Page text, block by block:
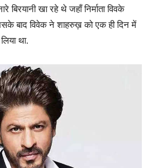
बिरयानी खा रहे थे जहाँ निर्माता विवके
बाद विवेक ने शाहरुख़ को एक ही दिन में
था.